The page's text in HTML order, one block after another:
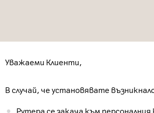
Уважаеми Клиенти,
В случай, че установявате